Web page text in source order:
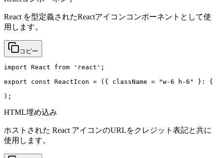
React を型定義されたReactアイコンコンポーネントとして使
用します。
コピー
import React from 'react';
export const ReactIcon = ({ className = "w-6 h-6" }:
);
HTML埋め込み
ホストされた React アイコンのURLをクレジット表記と共に
使用します。